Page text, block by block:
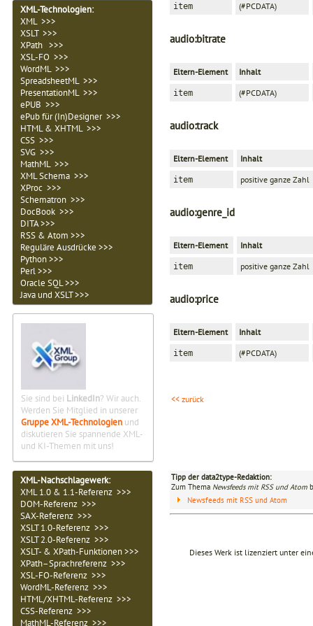
XML-Technologien:
XML >>>
XSLT >>>
XPath >>>
XSL-FO >>>
WordML >>>
SpreadsheetML >>>
PresentationML >>>
ePUB >>>
ePub für (In)Designer >>>
HTML & XHTML >>>
CSS >>>
SVG >>>
MathML >>>
XML Schema >>>
XProc >>>
Schematron >>>
DocBook >>>
DITA >>>
RSS & Atom >>>
Reguläre Ausdrücke >>>
Python >>>
Perl >>>
Oracle SQL >>>
Java und XSLT >>>
Sie sind bei LinkedIn? Wir auch.
Werden Sie Mitglied in unserer
Gruppe XML-Technologien und
diskutieren Sie spannende XML-
und KI-Themen mit uns!
XML-Nachschlagewerk:
XML 1.0 & 1.1-Referenz >>>
DOM-Referenz >>>
SAX-Referenz >>>
XSLT 1.0-Referenz >>>
XSLT 2.0-Referenz >>>
XSLT- & XPath-Funktionen >>>
XPath–Sprachreferenz >>>
XSL-FO-Referenz >>>
WordML-Referenz >>>
HTML/XHTML-Referenz >>>
CSS-Referenz >>>
MathML-Referenz >>>
item (#PCDATA)
audio:bitrate
Eltern-Element Inhalt
item (#PCDATA)
audio:track
Eltern-Element Inhalt
item positive ganze Zahl
audio:genre_id
Eltern-Element Inhalt
item positive ganze Zahl
audio:price
Eltern-Element Inhalt
item (#PCDATA)
<< zurück
Tipp der data2type-Redaktion:
Zum Thema Newsfeeds mit RSS und Atom
Newsfeeds mit RSS und Atom
Dieses Werk ist lizenziert unter